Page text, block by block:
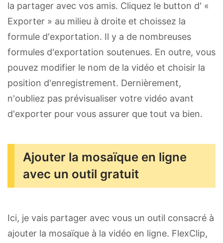
la partager avec vos amis. Cliquez le button d' «
Exporter » au milieu à droite et choissez la
formule d'exportation. Il y a de nombreuses
formules d'exportation soutenues. En outre, vous
pouvez modifier le nom de la vidéo et choisir la
position d'enregistrement. Dernièrement,
n'oubliez pas prévisualiser votre vidéo avant
d'exporter pour vous assurer que tout va bien.
Ajouter la mosaïque en ligne
avec un outil gratuit
Ici, je vais partager avec vous un outil consacré à
ajouter la mosaïque à la vidéo en ligne. FlexClip,